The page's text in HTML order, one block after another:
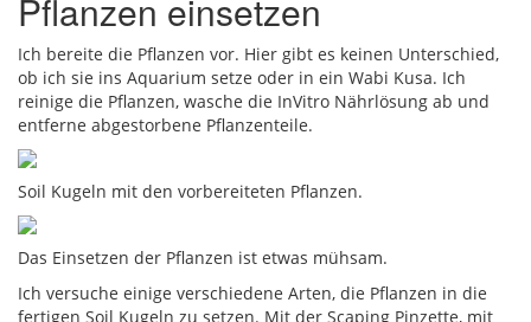
Pflanzen einsetzen
Ich bereite die Pflanzen vor. Hier gibt es keinen Unterschied,
ob ich sie ins Aquarium setze oder in ein Wabi Kusa. Ich
reinige die Pflanzen, wasche die InVitro Nährlösung ab und
entferne abgestorbene Pflanzenteile.
Soil Kugeln mit den vorbereiteten Pflanzen.
Das Einsetzen der Pflanzen ist etwas mühsam.
Ich versuche einige verschiedene Arten, die Pflanzen in die
fertigen Soil Kugeln zu setzen. Mit der Scaping Pinzette, mit